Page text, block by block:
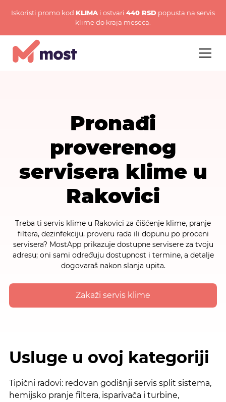
Iskoristi promo kod KLIMA i ostvari 440 RSD popusta na servis
klime do kraja meseca.
Pronađi
proverenog
servisera klime u
Rakovici
Treba ti servis klime u Rakovici za čišćenje klime, pranje
filtera, dezinfekciju, proveru rada ili dopunu po proceni
servisera? MostApp prikazuje dostupne servisere za tvoju
adresu; oni sami određuju dostupnost i termine, a detalje
dogovaraš nakon slanja upita.
Zakaži servis klime
Usluge u ovoj kategoriji
Tipični radovi: redovan godišnji servis split sistema,
hemijsko pranje filtera, isparivača i turbine,